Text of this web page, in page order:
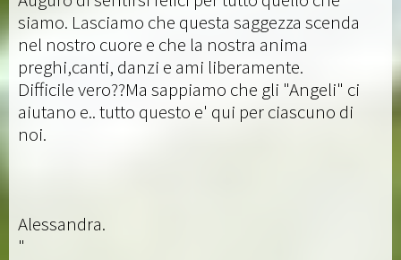
siamo. Lasciamo che questa saggezza scenda
nel nostro cuore e che la nostra anima
preghi,canti, danzi e ami liberamente.
Difficile vero??Ma sappiamo che gli "Angeli" ci
aiutano e.. tutto questo e' qui per ciascuno di
noi.
Alessandra.
"